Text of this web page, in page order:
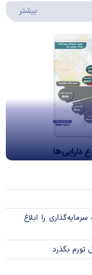
بیشتر
دارایی‌ها
را ابلاغ
تورم بگذرد